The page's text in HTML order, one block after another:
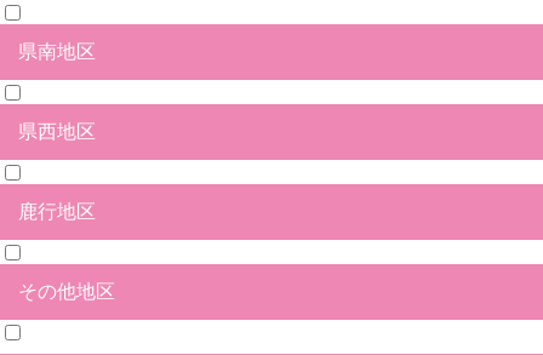
日立市
北茨城市
高萩市
常陸太田市
ひたちなか市
水戸市
笠間市
那珂市
常陸大宮市
久慈郡大子町
那珂郡東海村
東茨城郡茨城町
東茨城郡大洗町
東茨城郡城里町
県南地区
石岡市
土浦市
つくば市
牛久市
龍ヶ崎市
取手市
守谷市
かすみがうら市
つくばみらい市
小美玉市
稲敷市
稲敷郡美浦村
稲敷郡阿見町
稲敷郡河内町
北相馬郡利根町
県西地区
結城市
筑西市
下妻市
常総市
坂東市
古河市
桜川市
結城郡八千代町
猿島郡五霞町
猿島郡境町
鹿行地区
鉾田市
鹿嶋市
神栖市
行方市
潮来市
その他地区